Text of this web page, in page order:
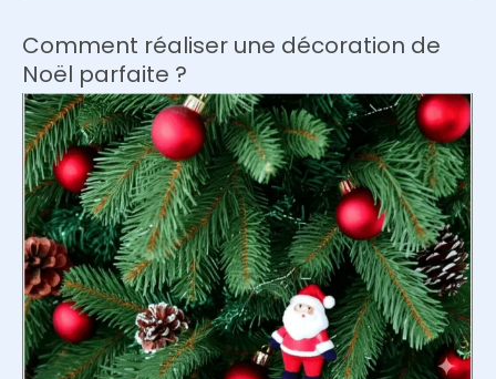
housse
canapé
d’angle
Casaharmony
élégance
et
praticité
Comment réaliser une décoration de
Noël parfaite ?